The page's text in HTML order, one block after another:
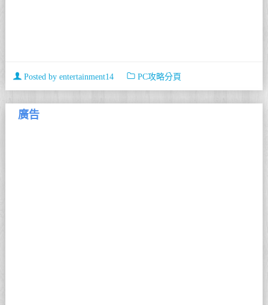
Posted by entertainment14 PC攻略分頁
廣告